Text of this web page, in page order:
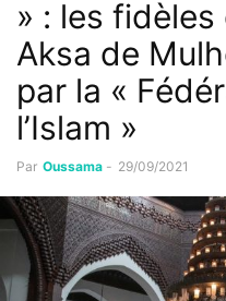
» : les
Aksa de
par la «
l’Islam »
Par Oussama - 29/09/2021